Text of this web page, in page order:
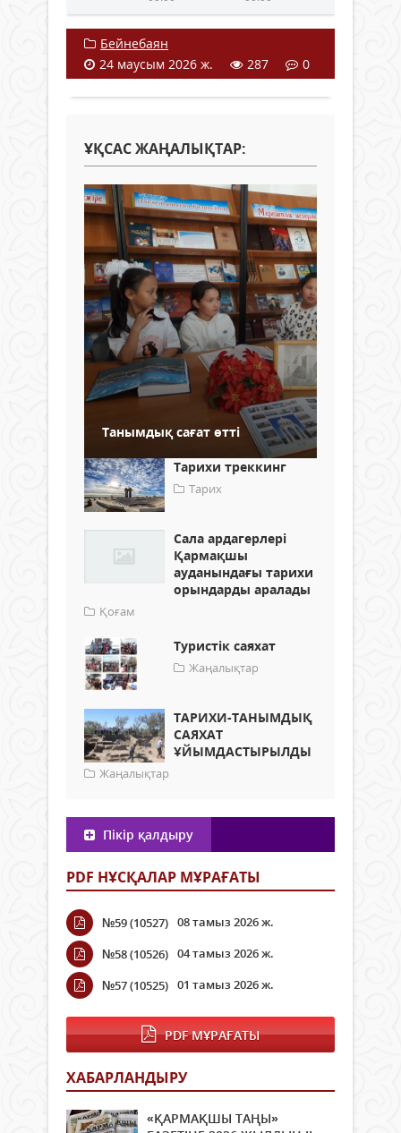
Бейнебаян
24 маусым 2026 ж.
287 0
ҰҚСАС ЖАҢАЛЫҚТАР:
Танымдық сағат өтті
Тарихи треккинг
Тарих
Сала ардагерлері
Қармақшы
ауданындағы тарихи
орындарды аралады
Қоғам
Туристік саяхат
Жаңалықтар
ТАРИХИ-ТАНЫМДЫҚ
САЯХАТ
ҰЙЫМДАСТЫРЫЛДЫ
Жаңалықтар
Пікір қалдыру
PDF НҰСҚАЛАР МҰРАҒАТЫ
№59 (10527) 08 тамыз 2026 ж.
№58 (10526) 04 тамыз 2026 ж.
№57 (10525) 01 тамыз 2026 ж.
PDF МҰРАҒАТЫ
ХАБАРЛАНДЫРУ
«ҚАРМАҚШЫ ТАҢЫ»